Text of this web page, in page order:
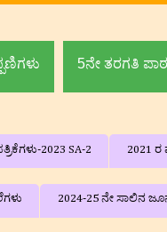
5ನೇ ತರಗತಿ
2023 SA-2 2021 ರ
2024-25 ನೇ ಸಾಲಿನ